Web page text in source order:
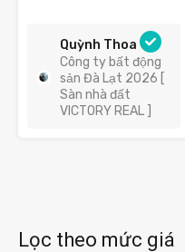
Quỳnh Thoa
Công ty bất động
sản Đà Lạt 2026 [
Sàn nhà đất
VICTORY REAL ]
Lọc theo mức giá